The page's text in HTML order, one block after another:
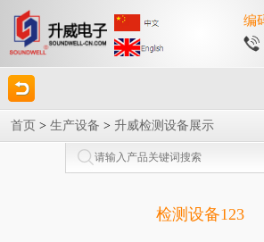
编
首页 > 生产设备 > 升威检测设备展示
检测设备123